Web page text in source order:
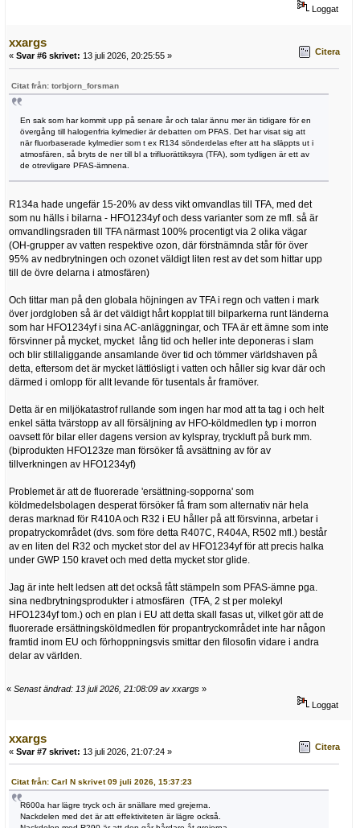
Loggat
xxargs
« Svar #6 skrivet: 13 juli 2026, 20:25:55 » Citera
Citat från: torbjorn_forsman
En sak som har kommit upp på senare år och talar ännu mer än tidigare för en
övergång till halogenfria kylmedier är debatten om PFAS. Det har visat sig att
när fluorbaserade kylmedier som t ex R134 sönderdelas efter att ha släppts ut i
atmosfären, så bryts de ner till bl a trifluorättiksyra (TFA), som tydligen är ett av
de otrevligare PFAS-ämnena.
R134a hade ungefär 15-20% av dess vikt omvandlas till TFA, med det
som nu hälls i bilarna - HFO1234yf och dess varianter som ze mfl. så är
omvandlingsraden till TFA närmast 100% procentigt via 2 olika vägar
(OH-grupper av vatten respektive ozon, där förstnämnda står för över
95% av nedbrytningen och ozonet väldigt liten rest av det som hittar upp
till de övre delarna i atmosfären)
Och tittar man på den globala höjningen av TFA i regn och vatten i mark
över jordgloben så är det väldigt hårt kopplat till bilparkerna runt länderna
som har HFO1234yf i sina AC-anläggningar, och TFA är ett ämne som inte
försvinner på mycket, mycket lång tid och heller inte deponeras i slam
och blir stillaliggande ansamlande över tid och tömmer världshaven på
detta, eftersom det är mycket lättlösligt i vatten och håller sig kvar där och
därmed i omlopp för allt levande för tusentals år framöver.
Detta är en miljökatastrof rullande som ingen har mod att ta tag i och helt
enkel sätta tvärstopp av all försäljning av HFO-köldmedlen typ i morron
oavsett för bilar eller dagens version av kylspray, tryckluft på burk mm.
(biprodukten HFO123ze man försöker få avsättning av för av
tillverkningen av HFO1234yf)
Problemet är att de fluorerade 'ersättning-sopporna' som
köldmedelsbolagen desperat försöker få fram som alternativ när hela
deras marknad för R410A och R32 i EU håller på att försvinna, arbetar i
propatryckområdet (dvs. som före detta R407C, R404A, R502 mfl.) består
av en liten del R32 och mycket stor del av HFO1234yf för att precis halka
under GWP 150 kravet och med detta mycket stor glide.
Jag är inte helt ledsen att det också fått stämpeln som PFAS-ämne pga.
sina nedbrytningsprodukter i atmosfären (TFA, 2 st per molekyl
HFO1234yf tom.) och en plan i EU att detta skall fasas ut, vilket gör att de
fluorerade ersättningsköldmedlen för propantryckområdet inte har någon
framtid inom EU och förhoppningsvis smittar den filosofin vidare i andra
delar av världen.
« Senast ändrad: 13 juli 2026, 21:08:09 av xxargs »
Loggat
xxargs
« Svar #7 skrivet: 13 juli 2026, 21:07:24 » Citera
Citat från: Carl N skrivet 09 juli 2026, 15:37:23
R600a har lägre tryck och är snällare med grejerna.
Nackdelen med det är att effektiviteten är lägre också.